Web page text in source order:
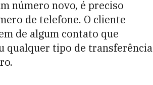
número novo, é preciso
de telefone. O cliente
de algum contato que
qualquer tipo de transferência